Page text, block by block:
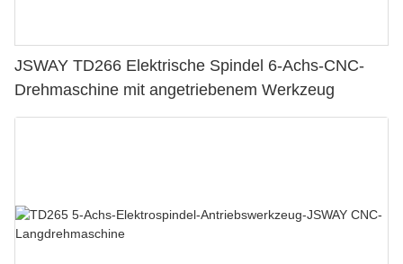
JSWAY TD266 Elektrische Spindel 6-Achs-CNC-
Drehmaschine mit angetriebenem Werkzeug